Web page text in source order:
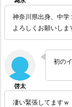
神奈川県出身、中学
よろしくお願いしま
初の
凄い緊張してますｗ